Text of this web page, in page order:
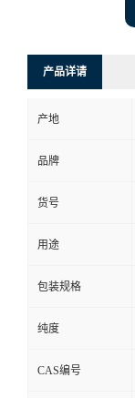
产品详请
产地
品牌
货号
用途
包装规格
纯度
CAS编号